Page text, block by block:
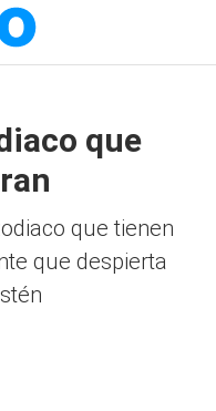
que
que tienen
que despierta